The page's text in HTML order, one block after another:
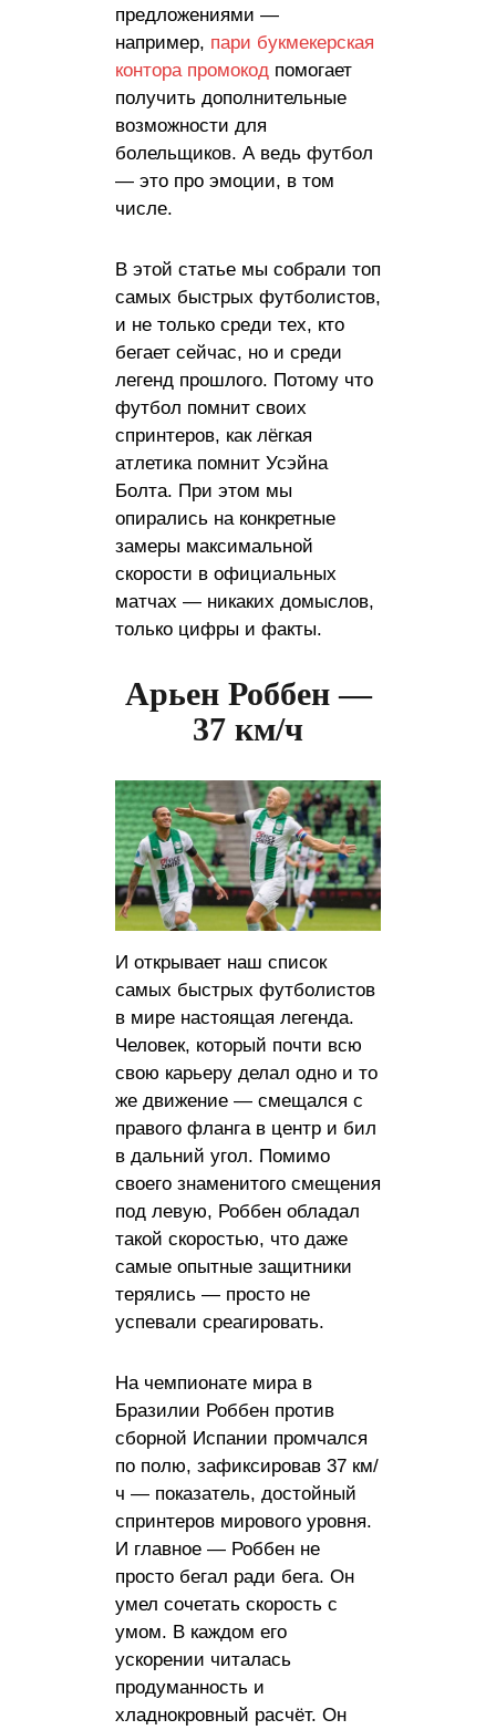
предложениями —
например, пари букмекерская
контора промокод помогает
получить дополнительные
возможности для
болельщиков. А ведь футбол
— это про эмоции, в том
числе.
В этой статье мы собрали топ
самых быстрых футболистов,
и не только среди тех, кто
бегает сейчас, но и среди
легенд прошлого. Потому что
футбол помнит своих
спринтеров, как лёгкая
атлетика помнит Усэйна
Болта. При этом мы
опирались на конкретные
замеры максимальной
скорости в официальных
матчах — никаких домыслов,
только цифры и факты.
Арьен Роббен —
37 км/ч
И открывает наш список
самых быстрых футболистов
в мире настоящая легенда.
Человек, который почти всю
свою карьеру делал одно и то
же движение — смещался с
правого фланга в центр и бил
в дальний угол. Помимо
своего знаменитого смещения
под левую, Роббен обладал
такой скоростью, что даже
самые опытные защитники
терялись — просто не
успевали среагировать.
На чемпионате мира в
Бразилии Роббен против
сборной Испании промчался
по полю, зафиксировав 37 км/
ч — показатель, достойный
спринтеров мирового уровня.
И главное — Роббен не
просто бегал ради бега. Он
умел сочетать скорость с
умом. В каждом его
ускорении читалась
продуманность и
хладнокровный расчёт. Он